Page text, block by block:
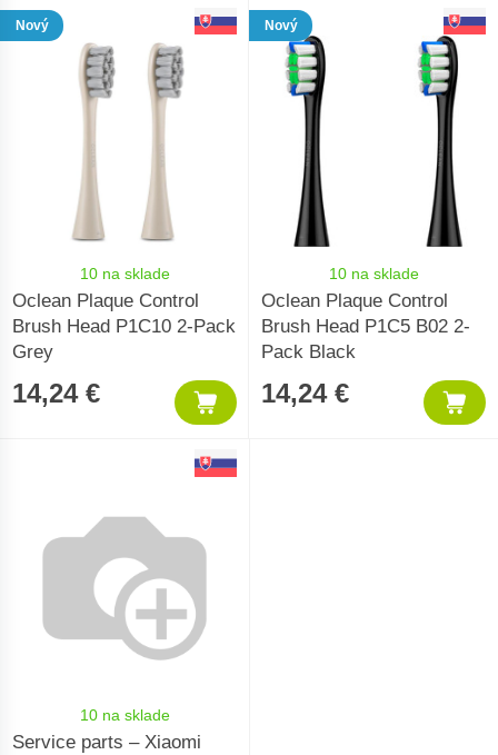
Nový
10 na sklade
Oclean Plaque Control
Brush Head P1C10 2-Pack
Grey
14,24 €
Nový
10 na sklade
Oclean Plaque Control
Brush Head P1C5 B02 2-
Pack Black
14,24 €
10 na sklade
Service parts – Xiaomi